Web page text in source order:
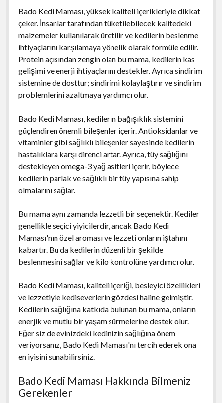
Bado Kedi Maması, yüksek kaliteli içerikleriyle dikkat
çeker. İnsanlar tarafından tüketilebilecek kalitedeki
malzemeler kullanılarak üretilir ve kedilerin beslenme
ihtiyaçlarını karşılamaya yönelik olarak formüle edilir.
Protein açısından zengin olan bu mama, kedilerin kas
gelişimi ve enerji ihtiyaçlarını destekler. Ayrıca sindirim
sistemine de dosttur; sindirimi kolaylaştırır ve sindirim
problemlerini azaltmaya yardımcı olur.
Bado Kedi Maması, kedilerin bağışıklık sistemini
güçlendiren önemli bileşenler içerir. Antioksidanlar ve
vitaminler gibi sağlıklı bileşenler sayesinde kedilerin
hastalıklara karşı direnci artar. Ayrıca, tüy sağlığını
destekleyen omega-3 yağ asitleri içerir, böylece
kedilerin parlak ve sağlıklı bir tüy yapısına sahip
olmalarını sağlar.
Bu mama aynı zamanda lezzetli bir seçenektir. Kediler
genellikle seçici yiyicilerdir, ancak Bado Kedi
Maması'nın özel aroması ve lezzeti onların iştahını
kabartır. Bu da kedilerin düzenli bir şekilde
beslenmesini sağlar ve kilo kontrolüne yardımcı olur.
Bado Kedi Maması, kaliteli içeriği, besleyici özellikleri
ve lezzetiyle kediseverlerin gözdesi haline gelmiştir.
Kedilerin sağlığına katkıda bulunan bu mama, onların
enerjik ve mutlu bir yaşam sürmelerine destek olur.
Eğer siz de evinizdeki kedinizin sağlığına önem
veriyorsanız, Bado Kedi Maması'nı tercih ederek ona
en iyisini sunabilirsiniz.
Bado Kedi Maması Hakkında Bilmeniz
Gerekenler